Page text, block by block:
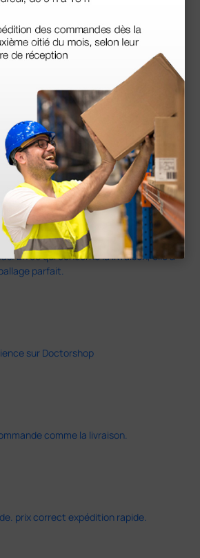
>
à la description texte, image et
Est sensé tenir des pansements
En ce qui concerne la livraison, elle a
parfait.
sur Doctorshop
comme la livraison.
prix correct expédition rapide.